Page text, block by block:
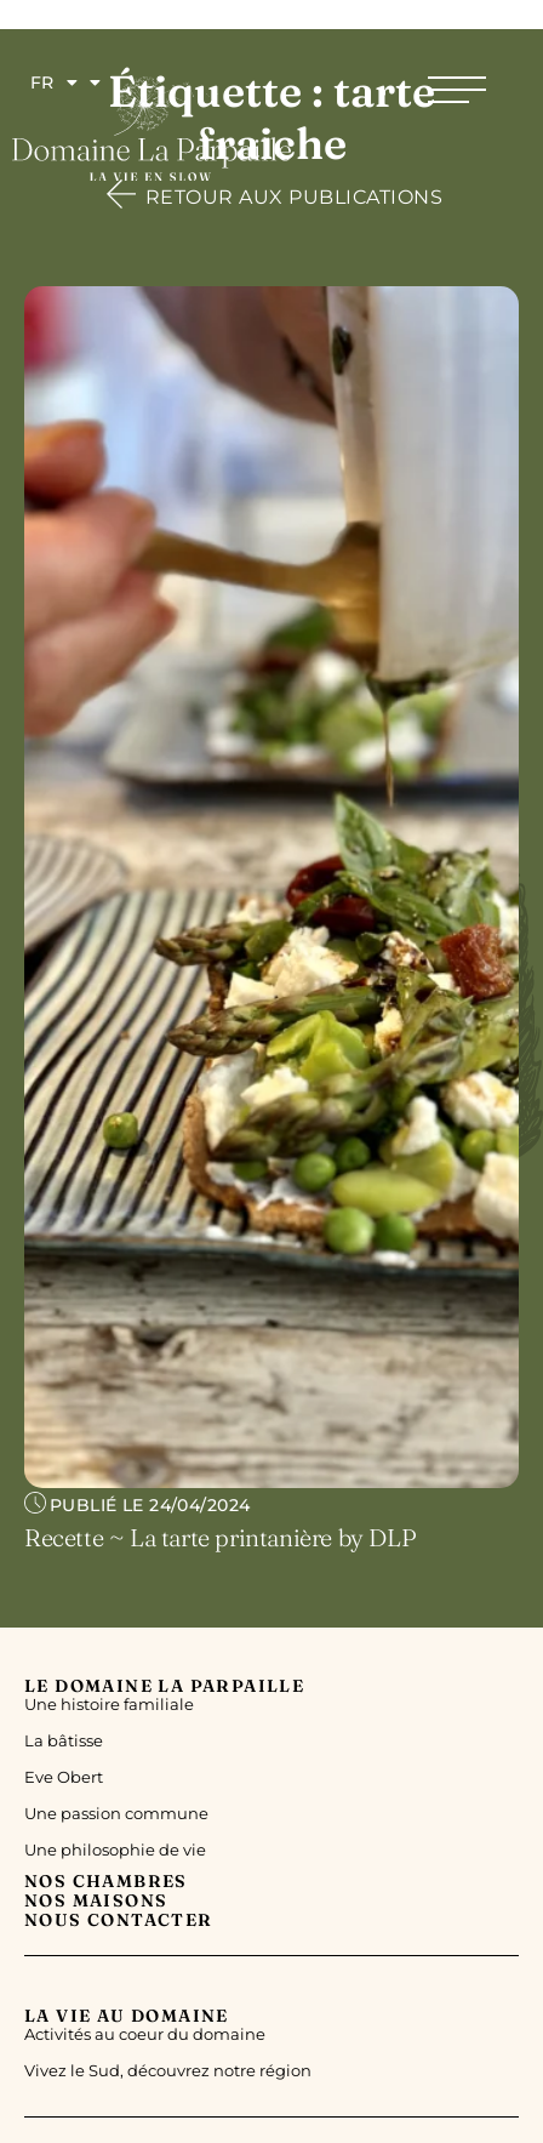
FR
Étiquette : tarte
fraiche
RETOUR AUX PUBLICATIONS
PUBLIÉ LE 24/04/2024
Recette ~ La tarte printanière by DLP
LE DOMAINE LA PARPAILLE
Une histoire familiale
La bâtisse
Eve Obert
Une passion commune
Une philosophie de vie
NOS CHAMBRES
NOS MAISONS
NOUS CONTACTER
LA VIE AU DOMAINE
Activités au coeur du domaine
Vivez le Sud, découvrez notre région